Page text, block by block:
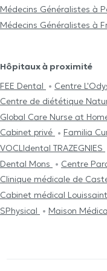
Médecins Généralistes à
Médecins Généralistes à
Hôpitaux à proximité
FEE Dental
Centre
Centre de diététique
Global Care Nurse at
Cabinet privé
Familia
VOCLIdental TRAZEGNIES
Dental Mons
Centre
Clinique médicale de
Cabinet médical Louissaint
SPhysical
Maison